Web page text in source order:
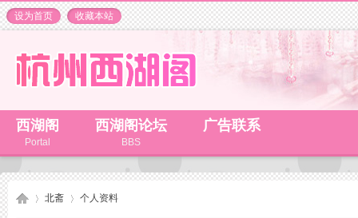
设为首页 收藏本站
西湖阁
Portal
西湖阁论坛
BBS
广告联系
北斋 个人资料